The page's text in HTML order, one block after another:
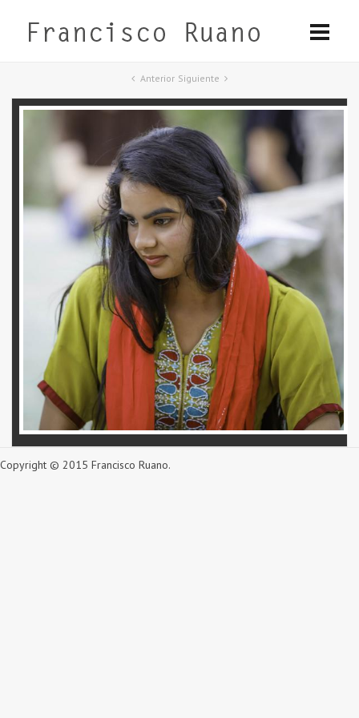
Anterior Siguiente
Copyright © 2015 Francisco Ruano.